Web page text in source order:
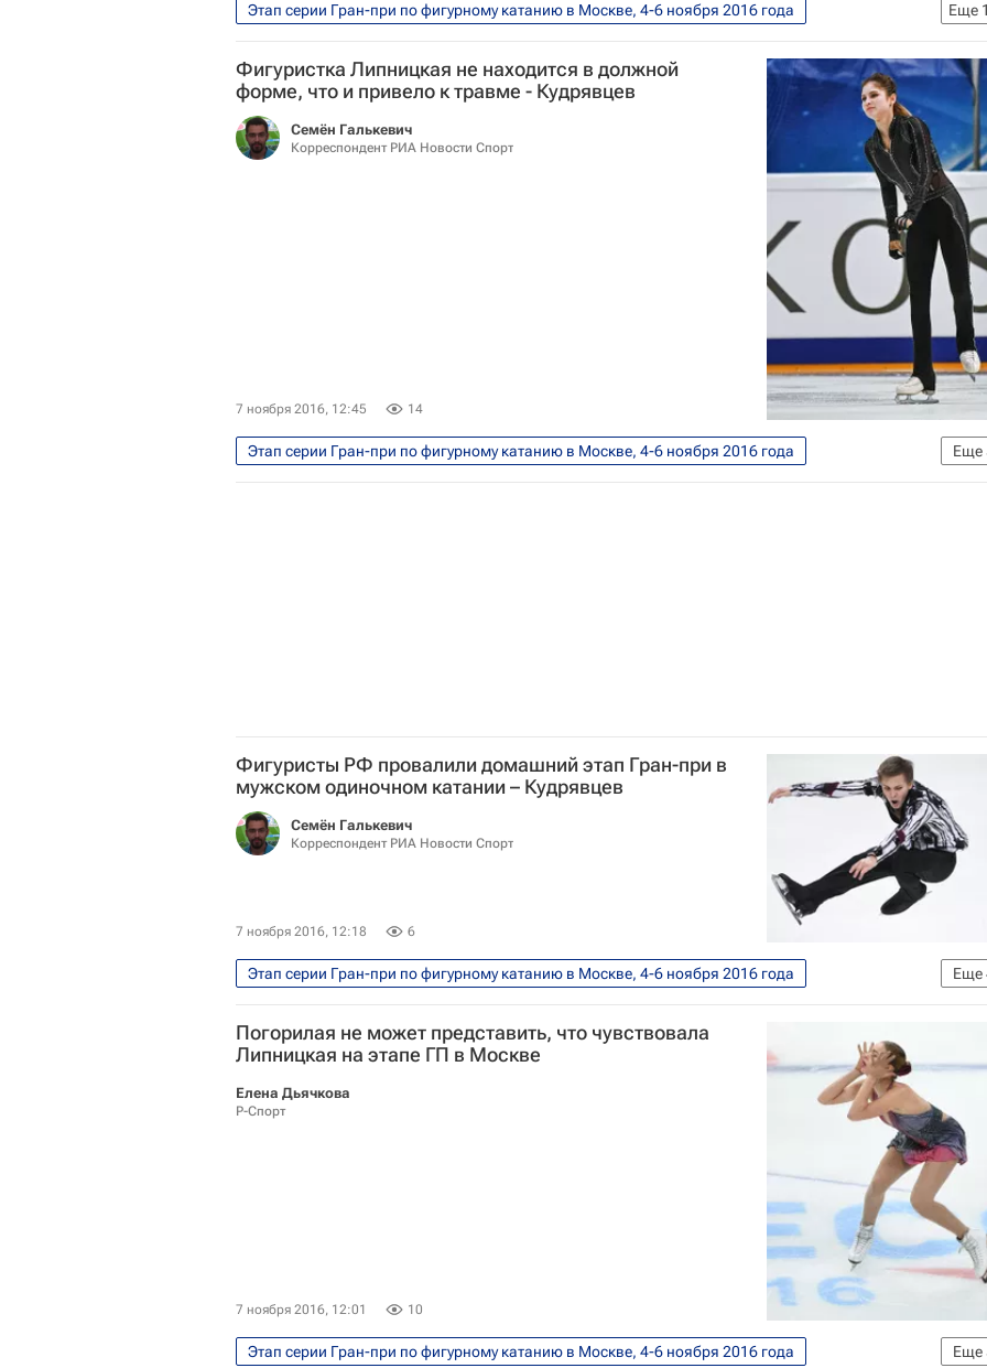
Еще
Этап серии Гран-при по фигурному катанию в Москве, 4-6 ноября 2016 года
Интервью - Авторы
Аналитика Фигурное катание
Спорт
Александр Жулин
Гран-при по фигурному катанию
Эван Бейтс
Мэдисон Чок
Дмитрий Соловьёв
Екатерина Боброва
Фигуристка Липницкая не находится в должной
форме, что и привело к травме - Кудрявцев
Семён Галькевич
Корреспондент РИА Новости Спорт
7 ноября 2016, 12:45 14
Еще
Этап серии Гран-при по фигурному катанию в Москве, 4-6 ноября 2016 года
Фигурное катание
Спорт
Виктор Кудрявцев
Фигуристы РФ провалили домашний этап Гран-при в
мужском одиночном катании – Кудрявцев
Семён Галькевич
Корреспондент РИА Новости Спорт
7 ноября 2016, 12:18 6
Еще
Этап серии Гран-при по фигурному катанию в Москве, 4-6 ноября 2016 года
Фигурное катание
Спорт Виктор Кудрявцев Россия
Погорилая не может представить, что чувствовала
Липницкая на этапе ГП в Москве
Елена Дьячкова
Р-Спорт
7 ноября 2016, 12:01 10
Еще
Этап серии Гран-при по фигурному катанию в Москве, 4-6 ноября 2016 года